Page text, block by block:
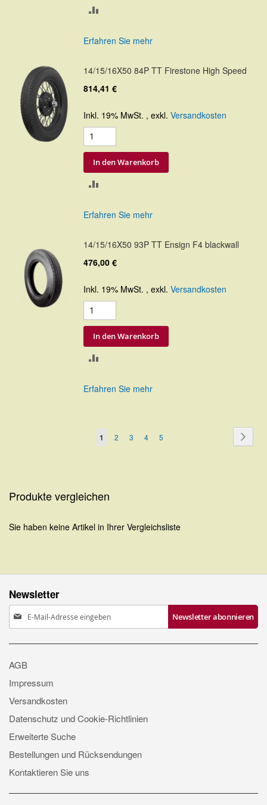
Erfahren Sie mehr
14/15/16X50 84P TT Firestone High Speed
814,41 €
Inkl. 19% MwSt. , exkl. Versandkosten
In den Warenkorb
Erfahren Sie mehr
14/15/16X50 93P TT Ensign F4 blackwall
476,00 €
Inkl. 19% MwSt. , exkl. Versandkosten
In den Warenkorb
Erfahren Sie mehr
Seite
Sie
1 Seite
2 Seite
3 Seite
4 Seite
5
Produkte vergleichen
Sie haben keine Artikel in Ihrer Vergleichsliste
Newsletter
Anmeldung
zum
Newsletter:
Newsletter abonnieren
AGB
Impressum
Versandkosten
Datenschutz und Cookie-Richtlinien
Erweiterte Suche
Bestellungen und Rücksendungen
Kontaktieren Sie uns